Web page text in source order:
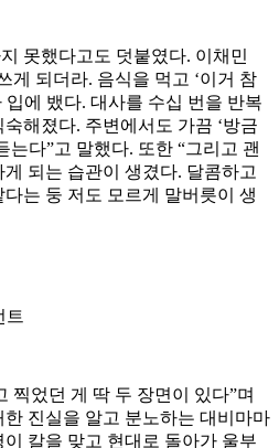
못했다고도 덧붙였다. 이채민
게 되더라. 음식을 먹고 ‘이거 참
입에 뱄다. 대사를 수십 번을 반복
해졌다. 주변에서도 가끔 ‘방금
는다”고 말했다. 또한 “그리고 괜
되는 습관이 생겼다. 달콤하고
는 둥 저도 모르게 말버릇이 생
트
찍었던 게 딱 두 장면이 있다”며
진실을 알고 분노하는 대비마마
칼을 맞고 현대로 돌아가 울부